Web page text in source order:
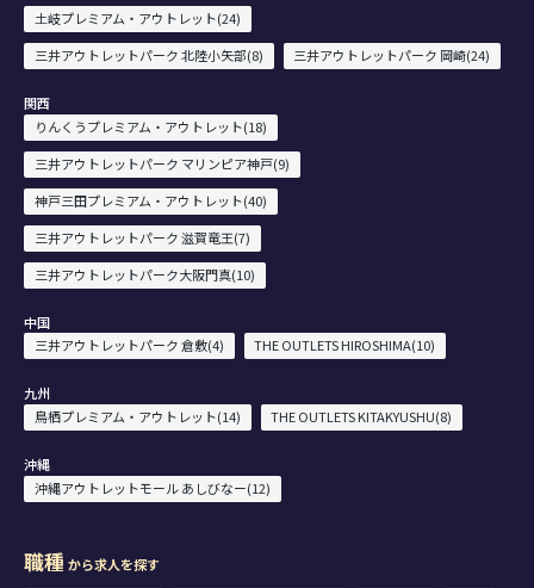
土岐プレミアム・アウトレット(24)
三井アウトレットパーク 北陸小矢部(8)
三井アウトレットパーク 岡崎(24)
関西
りんくうプレミアム・アウトレット(18)
三井アウトレットパーク マリンピア神戸(9)
神戸三田プレミアム・アウトレット(40)
三井アウトレットパーク 滋賀竜王(7)
三井アウトレットパーク大阪門真(10)
中国
三井アウトレットパーク 倉敷(4)
THE OUTLETS HIROSHIMA(10)
九州
鳥栖プレミアム・アウトレット(14)
THE OUTLETS KITAKYUSHU(8)
沖縄
沖縄アウトレットモール あしびなー(12)
職種 から求人を探す